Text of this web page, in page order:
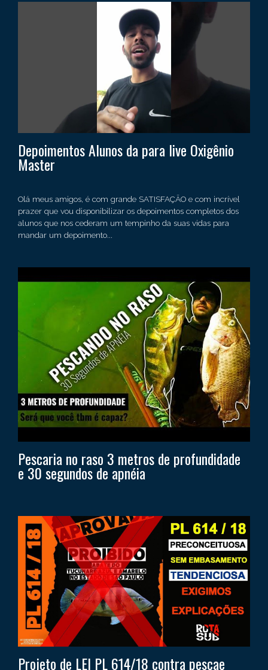
Depoimentos Alunos da para live Oxigênio
Master
Olá meus amigos, é com grande SATISFAÇÃO e com incrível
prazer que vou disponibilizar os depoimentos completos dos
alunos que nos cederam um tempinho da suas vidas para
mandar um depoimento...
Pescaria no raso 3 metros de profundidade
e 30 segundos de apnéia
Projeto de LEI PL 614/18 contra pescae